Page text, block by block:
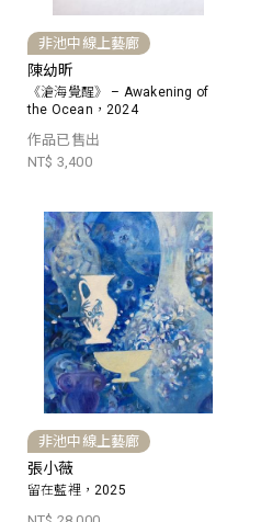
非池中線上藝廊
陳幼昕
《滄海覺醒》 – Awakening of
the Ocean，2024
作品已售出
NT$ 3,400
非池中線上藝廊
張小薇
留在藍裡，2025